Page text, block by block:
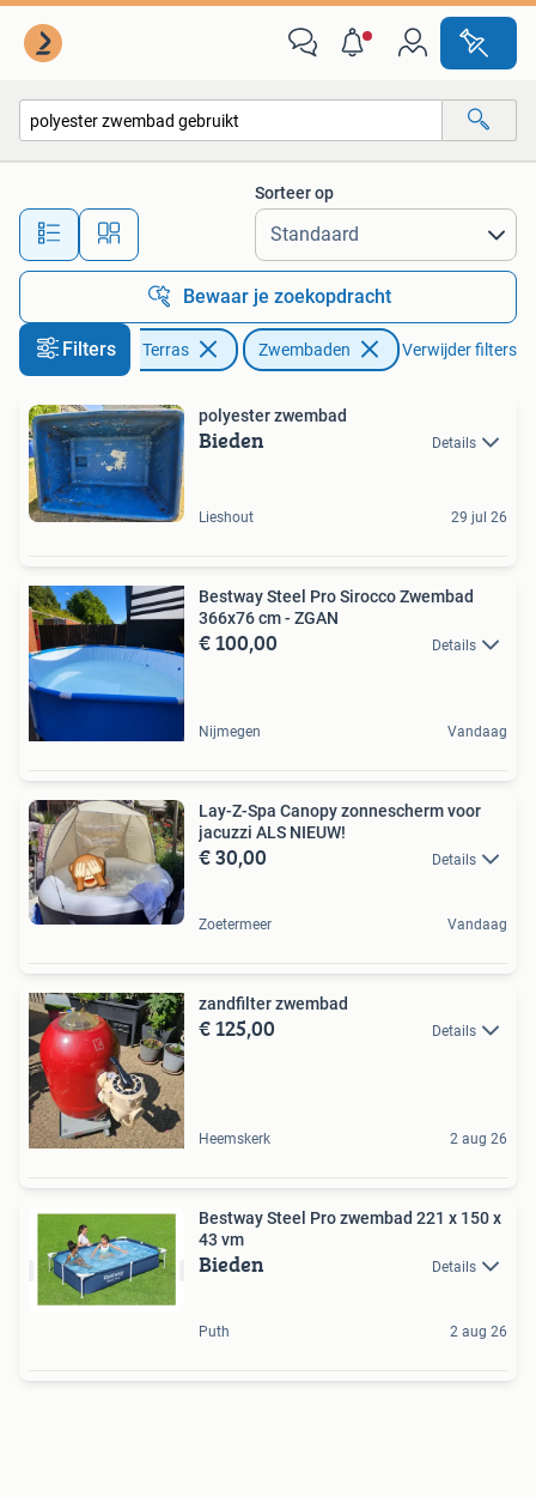
Alle afstanden…
Sorteer op
Bewaar je zoekopdracht
Filters
Tuin en Terras Zwembaden Verwijder filters
polyester zwembad
Bieden Details
Lieshout 29 jul 26
Bestway Steel Pro Sirocco Zwembad
366x76 cm - ZGAN
€ 100,00 Details
Nijmegen Vandaag
Lay-Z-Spa Canopy zonnescherm voor
jacuzzi ALS NIEUW!
€ 30,00 Details
Zoetermeer Vandaag
zandfilter zwembad
€ 125,00 Details
Heemskerk 2 aug 26
Bestway Steel Pro zwembad 221 x 150 x
43 vm
Bieden Details
Puth 2 aug 26